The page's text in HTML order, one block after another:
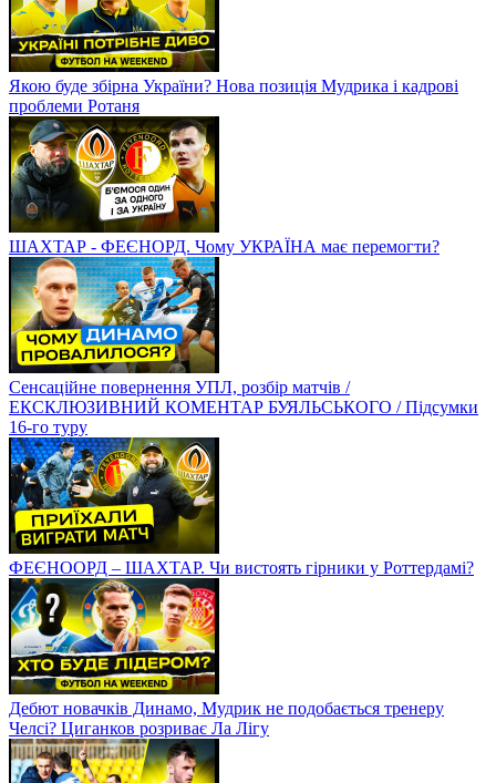
Якою буде збірна України? Нова позиція Мудрика і кадрові
проблеми Ротаня
ШАХТАР - ФЕЄНОРД. Чому УКРАЇНА має перемогти?
Сенсаційне повернення УПЛ, розбір матчів /
ЕКСКЛЮЗИВНИЙ КОМЕНТАР БУЯЛЬСЬКОГО / Підсумки
16-го туру
ФЕЄНООРД – ШАХТАР. Чи вистоять гірники у Роттердамі?
Дебют новачків Динамо, Мудрик не подобається тренеру
Челсі? Циганков розриває Ла Лігу